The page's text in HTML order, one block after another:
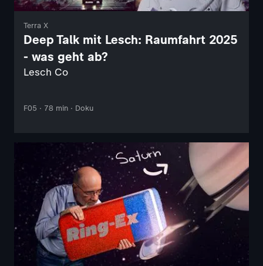
Terra X
Deep Talk mit Lesch: Raumfahrt 2025
- was geht ab?
Lesch Co
F05 · 78 min · Doku